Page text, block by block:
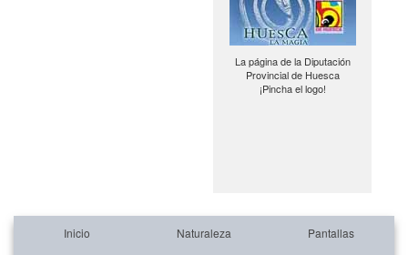
La página de la Diputación
Provincial de Huesca
¡Pincha el logo!
Inicio Naturaleza Pantallas